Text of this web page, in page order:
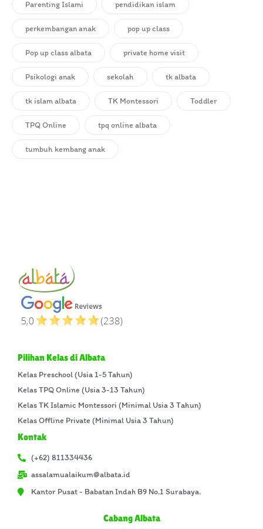
Parenting Islami pendidikan islam
perkembangan anak pop up class
Pop up class albata private home visit
Psikologi anak sekolah tk albata
tk islam albata TK Montessori Toddler
TPQ Online tpq online albata
tumbuh kembang anak
Pilihan Kelas di Albata
Kelas Preschool (Usia 1-5 Tahun)
Kelas TPQ Online (Usia 3-13 Tahun)
Kelas TK Islamic Montessori (Minimal Usia 3 Tahun)
Kelas Offline Private (Minimal Usia 3 Tahun)
Kontak
(+62) 811334436
assalamualaikum@albata.id
Kantor Pusat - Babatan Indah B9 No.1 Surabaya.
Cabang Albata